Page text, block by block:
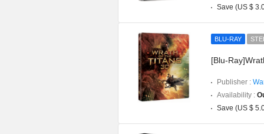
Save (US $
BLU-RAY
[Blu-
Publisher :
Availability :
Save (US $